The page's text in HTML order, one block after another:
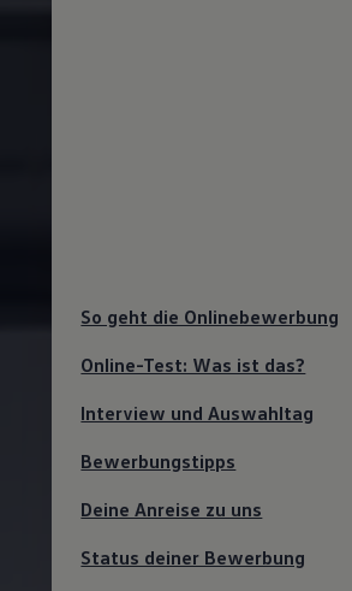
So geht die Onlinebewerbung
Online-Test: Was ist das?
Interview und Auswahltag
Bewerbungstipps
Deine Anreise zu uns
Status deiner Bewerbung